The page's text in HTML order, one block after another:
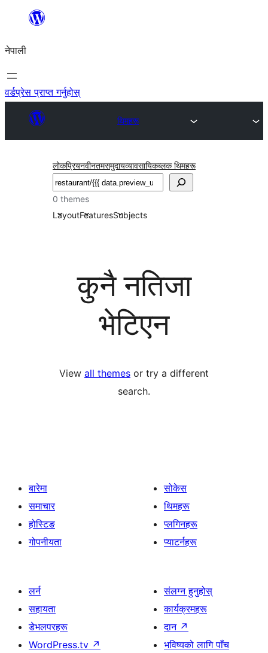
सामग्रीमा
नेपाली
वर्डप्रेस प्राप्त गर्नुहोस्
थिमहरू
लोकप्रियनवीनतमसमुदायव्यावसायिकब्लक थिमहरू
खोज्नुहोस्
0 themes
LayoutFeaturesSubjects
कुनै नतिजा
भेटिएन
View all themes or try a different
search.
बारेमा
समाचार
होस्टिङ
गोपनीयता
सोकेस
थिमहरू
प्लगिनहरू
प्याटर्नहरू
लर्न
सहायता
डेभलपरहरू
WordPress.tv ↗
संलग्न हुनुहोस्
कार्यक्रमहरू
दान ↗
भविष्यको लागि पाँच